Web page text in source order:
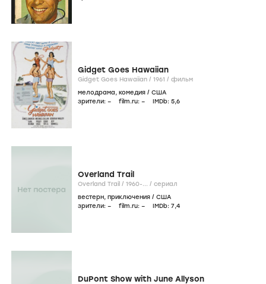
Gidget Goes Hawaiian
Gidget Goes Hawaiian / 1961 / фильм
мелодрама, комедия / США
зрители: – film.ru: – IMDb: 5,6
Overland Trail
Overland Trail / 1960-... / сериал
вестерн, приключения / США
зрители: – film.ru: – IMDb: 7,4
DuPont Show with June Allyson